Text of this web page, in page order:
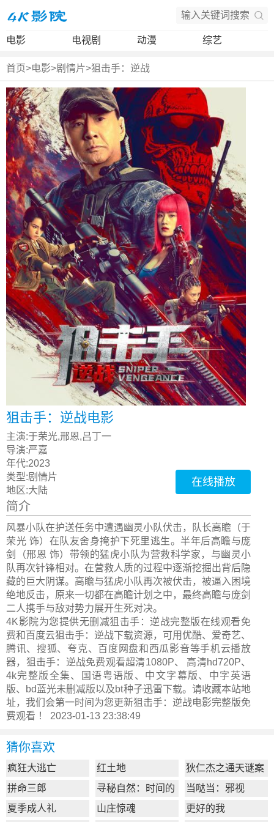
电影 电视剧 动漫 综艺
首页>电影>剧情片>狙击手：逆战
狙击手：逆战电影
主演:于荣光,邢恩,吕丁一
导演:严嘉
年代:2023
类型:剧情片
地区:大陆
在线播放
简介
风暴小队在护送任务中遭遇幽灵小队伏击，队长高瞻（于
荣光 饰）在队友舍身掩护下死里逃生。半年后高瞻与庞
剑（邢恩 饰）带领的猛虎小队为营救科学家，与幽灵小
队再次针锋相对。在营救人质的过程中逐渐挖掘出背后隐
藏的巨大阴谋。高瞻与猛虎小队再次被伏击，被逼入困境
绝地反击，原来一切都在高瞻计划之中，最终高瞻与庞剑
二人携手与敌对势力展开生死对决。
4K影院为您提供无删减狙击手：逆战完整版在线观看免
费和百度云狙击手：逆战下载资源，可用优酷、爱奇艺、
腾讯、搜狐、夸克、百度网盘和西瓜影音等手机云播放
器，狙击手：逆战免费观看超清1080P、 高清hd720P、
4k完整版全集、国语粤语版、中文字幕版、中字英语
版、bd蓝光未删减版以及bt种子迅雷下载。请收藏本站地
址，我们会第一时间为您更新狙击手：逆战电影完整版免
费观看 ！ 2023-01-13 23:38:49
猜你喜欢
疯狂大逃亡 红土地
狄仁杰之通天谜案
拼命三郎
寻秘自然：时间的
形状
当哒当：邪视
夏季成人礼
山庄惊魂 更好的我